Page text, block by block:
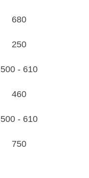
680
250
500 - 610
460
500 - 610
750